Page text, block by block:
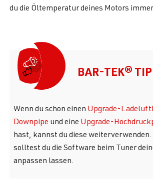
du die Öltemperatur deines Motors
BAR-TEK®
Wenn du schon einen Upgrade-
Downpipe und eine Upgrade-
hast, kannst du diese
solltest du die Software beim Tuner
anpassen lassen.